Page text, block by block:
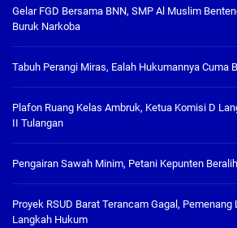
Gelar FGD Bersama BNN, SMP Al Muslim
Buruk Narkoba
Tabuh Perangi Miras, Ealah Hukumannya Cuma
Plafon Ruang Kelas Ambruk, Ketua Komisi D
II Tulangan
Pengairan Sawah Minim, Petani Kepunten
Proyek RSUD Barat Terancam Gagal,
Langkah Hukum